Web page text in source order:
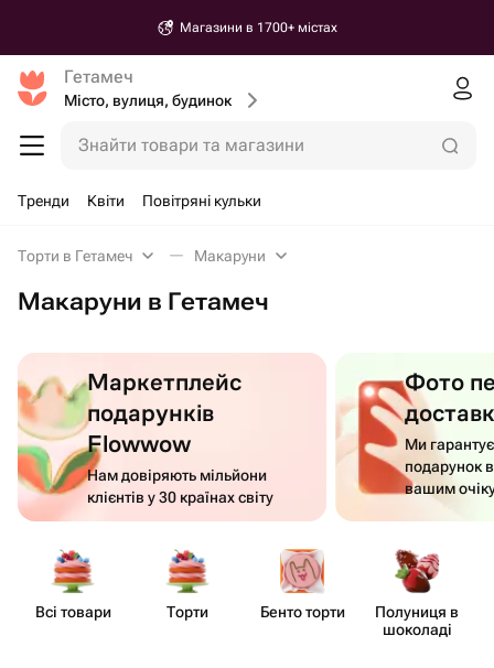
Магазини в 1700+ містах
Гетамеч
Місто, вулиця, будинок
Знайти товари та магазини
Тренди Квіти Повітряні кульки
Торти в Гетамеч Макаруни
Макаруни в Гетамеч
Маркетплейс
подарунків
Flowwow
Нам довіряють мільйони
клієнтів у 30 країнах світу
Фото
Ми
подарунок
вашим
Всі товари Торти Бенто торти
Полуниця в
шоколаді